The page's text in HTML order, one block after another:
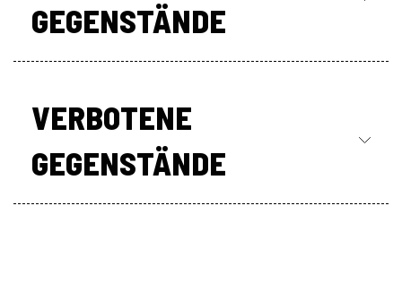
GEGENSTÄNDE
VERBOTENE
GEGENSTÄNDE